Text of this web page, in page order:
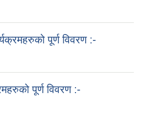
पूर्ण विवरण :-
पूर्ण विवरण :-